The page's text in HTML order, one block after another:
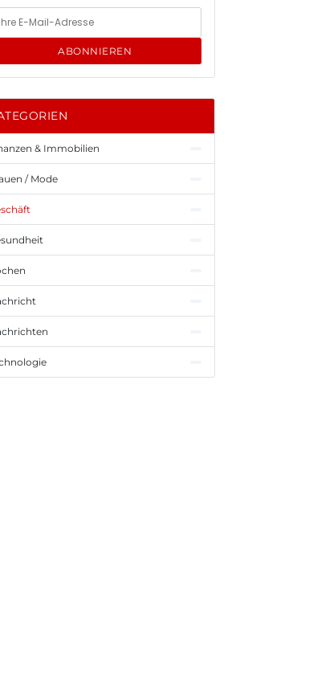
ABONNIEREN
& Immobilien
/ Mode